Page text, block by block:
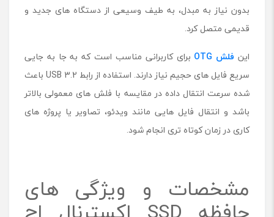
بدون نیاز به مبدل، به طیف وسیعی از دستگاه های جدید و
قدیمی متصل کرد.
این فلش OTG
برای کاربرانی مناسب است که به جا به جایی
سریع فایل های حجیم نیاز دارند. استفاده از رابط USB 3.2 باعث
شده سرعت انتقال داده در مقایسه با فلش های معمولی بالاتر
باشد و انتقال فایل هایی مانند ویدئو، تصاویر یا پروژه های
کاری در زمان کوتاه تری انجام شود.
مشخصات و ویژگی های